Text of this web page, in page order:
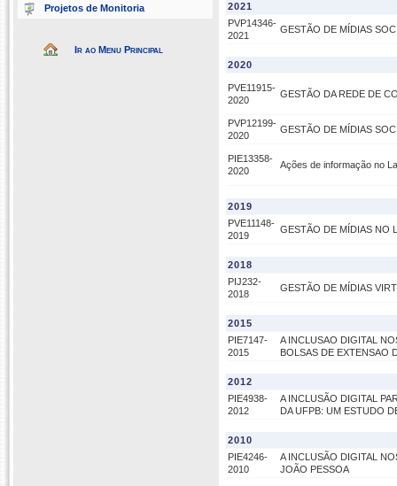
Projetos de Monitoria
Ir ao Menu Principal
2021
PVP14346-
2021
GESTÃO DE MÍDIAS
2020
PVE11915-
2020
GESTÃO DA REDE DE
PVP12199-
2020
GESTÃO DE MÍDIAS
PIE13358-
2020
Ações de informação no
2019
PVE11148-
2019
GESTÃO DE MÍDIAS NO
2018
PIJ232-
2018
GESTÃO DE MÍDIAS
2015
PIE7147-
2015
A INCLUSAO DIGITAL
BOLSAS DE EXTENSAO
2012
PIE4938-
2012
A INCLUSÃO DIGITAL
DA UFPB: UM ESTUDO
2010
PIE4246-
2010
A INCLUSÃO DIGITAL
JOÃO PESSOA